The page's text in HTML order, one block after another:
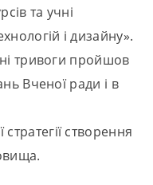
та учні
і дизайну».
тривоги пройшов
Вченої ради і в
створення